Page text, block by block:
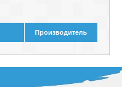
Производитель